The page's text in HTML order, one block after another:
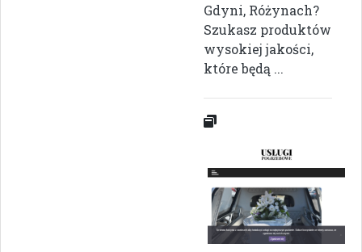
Gdyni, Różynach?
Szukasz produktów
wysokiej jakości,
które będą ...